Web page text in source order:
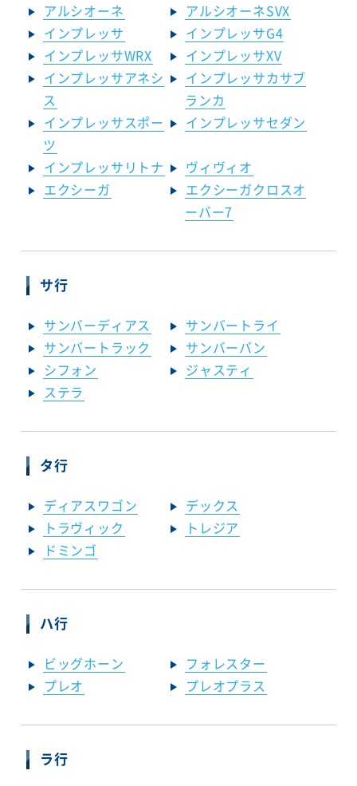
アルシオーネ
アルシオーネSVX
インプレッサ
インプレッサG4
インプレッサWRX
インプレッサXV
インプレッサアネシ
ス
インプレッサカサブ
ランカ
インプレッサスポー
ツ
インプレッサセダン
インプレッサリトナ
ヴィヴィオ
エクシーガ
エクシーガクロスオ
ーバー7
サ行
サンバーディアス
サンバートライ
サンバートラック
サンバーバン
シフォン
ジャスティ
ステラ
タ行
ディアスワゴン
デックス
トラヴィック
トレジア
ドミンゴ
ハ行
ビッグホーン
フォレスター
プレオ
プレオプラス
ラ行